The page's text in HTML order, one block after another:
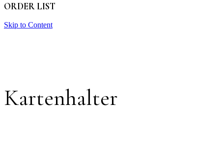
ORDER LIST
Skip to Content
Kartenhalter